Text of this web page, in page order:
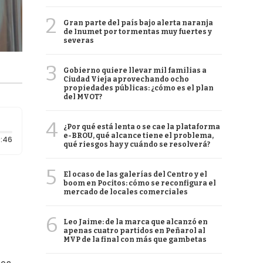
Duración: 46 segundos
2
Gran parte del país bajo alerta naranja
de Inumet por tormentas muy fuertes y
severas
3
Gobierno quiere llevar mil familias a
Ciudad Vieja aprovechando ocho
propiedades públicas: ¿cómo es el plan
del MVOT?
4
¿Por qué está lenta o se cae la plataforma
e-BROU, qué alcance tiene el problema,
qué riesgos hay y cuándo se resolverá?
5
El ocaso de las galerías del Centro y el
boom en Pocitos: cómo se reconfigura el
mercado de locales comerciales
6
Leo Jaime: de la marca que alcanzó en
apenas cuatro partidos en Peñarol al
MVP de la final con más que gambetas